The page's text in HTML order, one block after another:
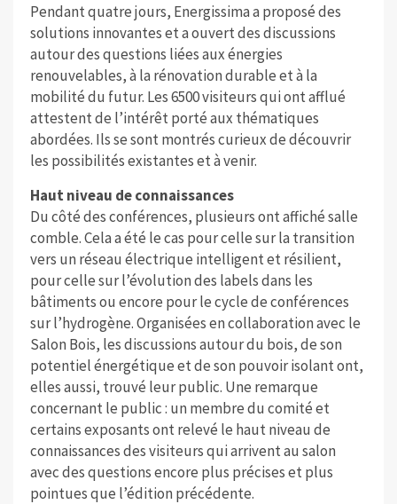
Pendant quatre jours, Energissima a proposé des
solutions innovantes et a ouvert des discussions
autour des questions liées aux énergies
renouvelables, à la rénovation durable et à la
mobilité du futur. Les 6500 visiteurs qui ont afflué
attestent de l’intérêt porté aux thématiques
abordées. Ils se sont montrés curieux de découvrir
les possibilités existantes et à venir.
Haut niveau de connaissances
Du côté des conférences, plusieurs ont affiché salle
comble. Cela a été le cas pour celle sur la transition
vers un réseau électrique intelligent et résilient,
pour celle sur l’évolution des labels dans les
bâtiments ou encore pour le cycle de conférences
sur l’hydrogène. Organisées en collaboration avec le
Salon Bois, les discussions autour du bois, de son
potentiel énergétique et de son pouvoir isolant ont,
elles aussi, trouvé leur public. Une remarque
concernant le public : un membre du comité et
certains exposants ont relevé le haut niveau de
connaissances des visiteurs qui arrivent au salon
avec des questions encore plus précises et plus
pointues que l’édition précédente.